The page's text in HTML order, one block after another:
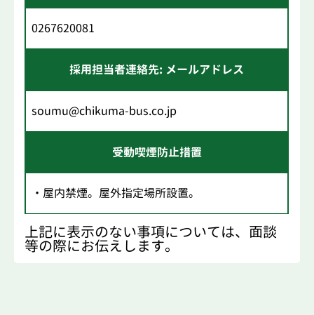
0267620081
採用担当者連絡先: メールアドレス
soumu@chikuma-bus.co.jp
受動喫煙防止措置
・屋内禁煙。屋外指定場所設置。
上記に表示のない事項については、面談
等の際にお伝えします。